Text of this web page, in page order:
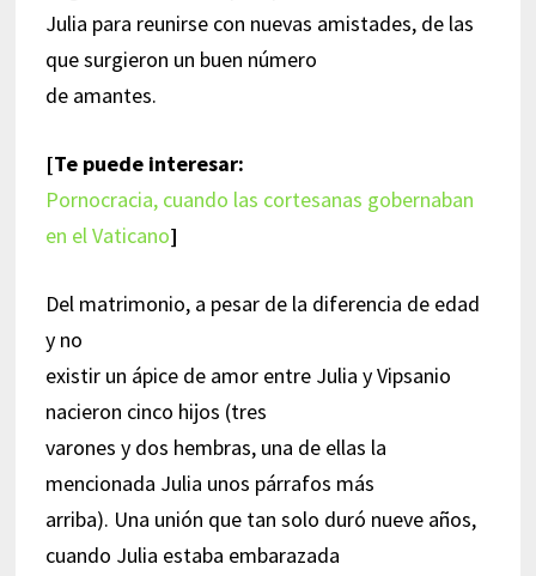
Julia para reunirse con nuevas amistades, de las
que surgieron un buen número
de amantes.
[Te puede interesar:
Pornocracia, cuando las cortesanas gobernaban
en el Vaticano]
Del matrimonio, a pesar de la diferencia de edad
y no
existir un ápice de amor entre Julia y Vipsanio
nacieron cinco hijos (tres
varones y dos hembras, una de ellas la
mencionada Julia unos párrafos más
arriba). Una unión que tan solo duró nueve años,
cuando Julia estaba embarazada